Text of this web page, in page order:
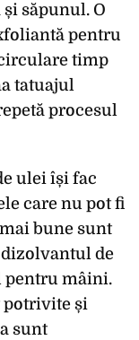
săpunul. O
pentru
timp
tatuajul
procesul
ulei își fac
care nu pot fi
bune sunt
de
pentru mâini.
potrivite și
sunt